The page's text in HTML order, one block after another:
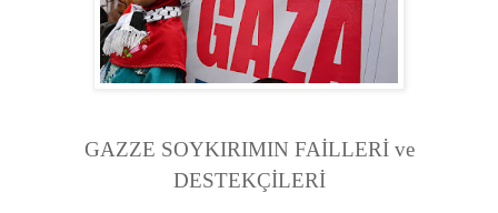
GAZZE SOYKIRIMIN FAİLLERİ ve
DESTEKÇİLERİ